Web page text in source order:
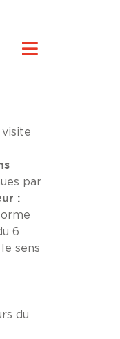
visite
par
:
6
sens
du